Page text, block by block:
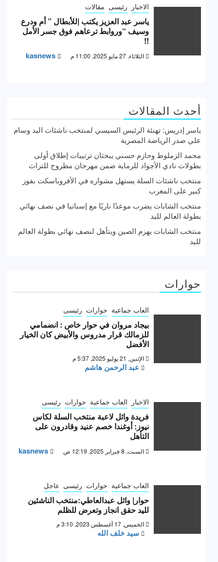
الاخبار رئيسى مقالات
ياسر عبد العزيز يكتب |للأبطال ” أم ودرع
وسيف “وروابط ترعاهم فوق جسر الأمل
!!
الثلاثاء, 27 مايو 2025, 11:00 م kasnews
أحدث المقالات
ياسر إدريس: تهنئة الرئيس السيسي لمنتخب ناشئات اليد وسام
علي صدر الرياضة المصرية
محمد الزملوط وحازم حسني يبحثان ترتيبات إطلاق أولى
بطولات نادي الأجواد للرماية ضمن مهرجان مطروح للتراث
منتخب ناشئات السلة يستهل مشواره في الأفروباسكت بفوز
كبير على المغرب
منتخب الشابات يضرب موعدًا ناريًا مع إسبانيا في نصف نهائي
بطولة العالم لليد
منتخب الشابات يهزم الصين ويتأهل لنصف نهائي بطولة العالم
لليد
حوارات
العاب جماعية حوارات رئيسى
بيجاد مروان في حوار خاص : انضمامي
للزمالك قرار مدروس والأبيض كان الخيار
الأفضل
الإثنين, 21 يوليو 2025, 5:37 م
عبد الرحمن هاشم
الاخبار العاب جماعية حوارات رئيسى
فريدة وائل لاعبة منتخب السلة لكاس
نيوز: أوغندا خصم عنيد وقادرون على
التأهل
السبت, 8 فبراير 2025, 12:19 ص kasnews
العاب جماعية حوارات رئيسى عاجل
حوار| وائل عبدالعاطي:منتخب الناشئين
لليد حقق انجاز وتعرض للظلم
الخميس, 17 أغسطس 2023, 3:10 م
سيد خلف الله